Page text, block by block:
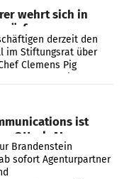
wehrt sich in
derzeit den
im Stiftungsrat über
Clemens Pig
ist
OtterlyAI
Brandenstein
sofort Agenturpartner